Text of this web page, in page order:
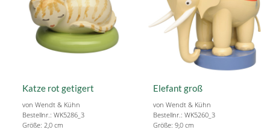
Katze rot getigert
von Wendt & Kühn
Bestellnr.: WK5286_3
Größe: 2,0 cm
Elefant groß
von Wendt & Kühn
Bestellnr.: WK5260_3
Größe: 9,0 cm